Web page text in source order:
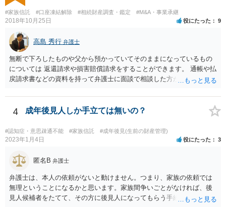
#家族信託 #口座凍結解除 #相続財産調査・鑑定 #M&A・事業承継
2018年10月25日 役にたった 9
高島 秀行 弁護士
無断で下ろしたものや父から預かっていてそのままになっているもの
については 返還請求や損害賠償請求をすることができます。 通帳や払
戻請求書などの資料を持って弁護士に面談で相談した方がよいと思い
4 成年後見人しか手立ては無いの？
#認知症・意思疎通不能 #家族信託 #成年後見(生前の財産管理)
2023年1月4日 役にたった 3
匿名B 弁護士
弁護士は、本人の依頼がないと動けません。つまり、家族の依頼では
無理ということになるかと思います。家族間争いごとがなければ、後
見人候補者をたてて、その方に後見人になってもらう手続をすすめた